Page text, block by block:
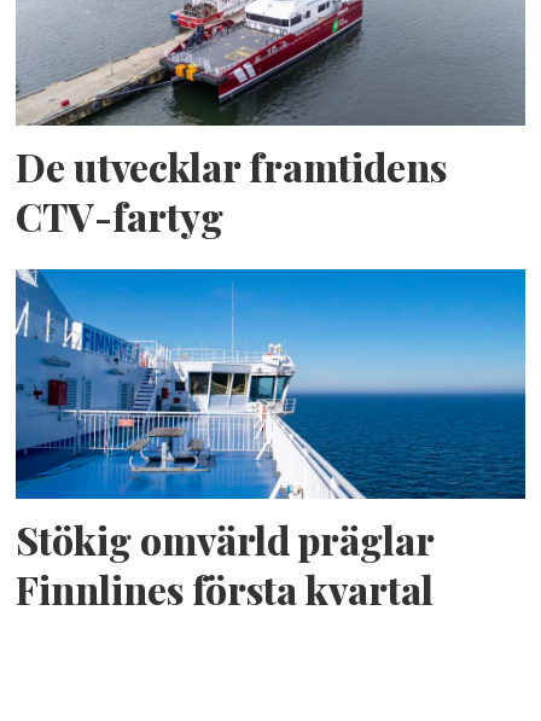
De utvecklar framtidens
CTV-fartyg
Stökig omvärld präglar
Finnlines första kvartal